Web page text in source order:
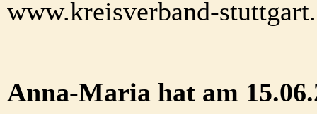
www.kreisverband-
Anna-Maria hat am